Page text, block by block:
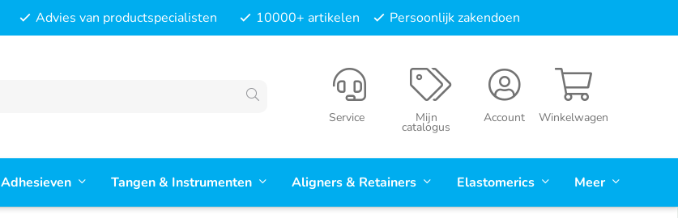
Advies van productspecialisten 10000+ artikelen Persoonlijk zakendoen
Winkelwagen
Account
Mijn
catalogus
Service
Adhesieven Tangen & Instrumenten Aligners & Retainers Elastomerics Meer